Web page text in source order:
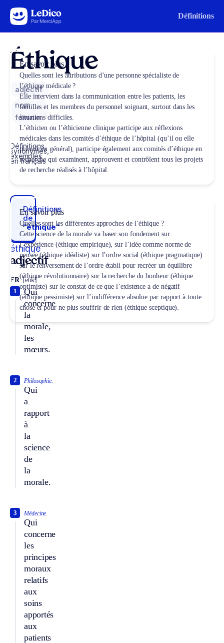
Aller au contenu Définitions
Éthique
adjectif
nom
féminin
Définitions,
synonymes,
exemples
en français
Définitions
de
“éthique“
éthique
adjectif
FR [etik]
Qui
concerne
la
morale,
les
mœurs.
1
Philosophie.
Qui
a
rapport
à
la
science
de
la
morale.
2
Médecine.
Qui
concerne
les
principes
moraux
relatifs
aux
soins
apportés
aux
patients
3
En savoir plus
Quelles sont les attributions d’une personne spécialiste de
l’éthique médicale ?
Elle intervient dans la communication entre les patients, les
familles et les membres du personnel soignant, surtout dans les
situations difficiles.
L’éthicien ou l’éthicienne clinique participe aux réflexions
médicales dans les comités d’éthique de l’hôpital (qu’il ou elle
préside en général), participe également aux comités d’éthique en
recherche qui examinent, approuvent et contrôlent tous les projets
de recherche réalisés à l’hôpital.
En savoir plus
Quelles sont les différentes approches de l’éthique ?
Cette science de la morale va baser son fondement sur
l’expérience (éthique empirique), sur l’idée comme norme de
pensée (éthique idéaliste) sur l’ordre social (éthique pragmatique)
sur le renversement de l’ordre établi pour recréer un équilibre
(éthique révolutionnaire) sur la recherche du bonheur (éthique
optimiste) sur le constat de ce que l’existence a de négatif
(éthique pessimiste) sur l’indifférence absolue par rapport à toute
chose et pour ne plus souffrir de rien (éthique sceptique).